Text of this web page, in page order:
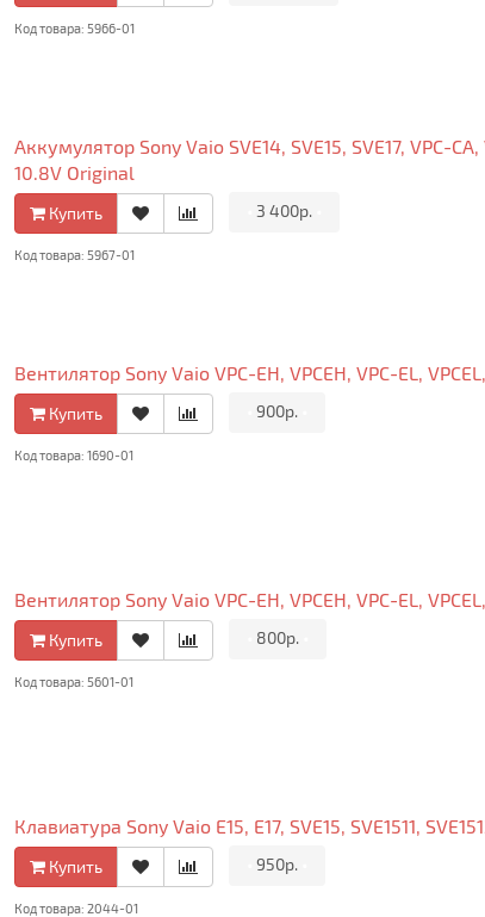
Код товара: 5966-01
Аккумулятор Sony Vaio SVE14, SVE15, SVE17, VPC-
10.8V Original
Купить 3 400р.
Код товара: 5967-01
Вентилятор Sony Vaio VPC-EH, VPCEH, VPC-EL,
Купить 900р.
Код товара: 1690-01
Вентилятор Sony Vaio VPC-EH, VPCEH, VPC-EL,
Купить 800р.
Код товара: 5601-01
Клавиатура Sony Vaio E15, E17, SVE15, SVE1511,
Купить 950р.
Код товара: 2044-01